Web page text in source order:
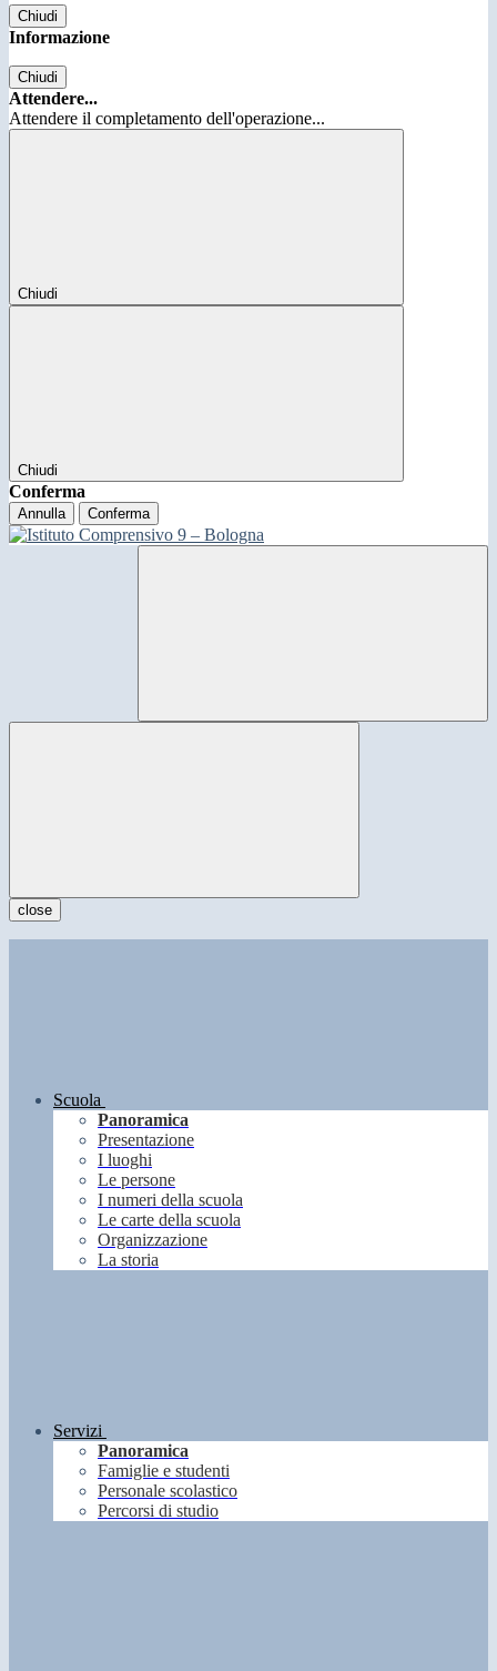
Chiudi
Informazione
Chiudi
Attendere...
Attendere il completamento dell'operazione...
Chiudi
Chiudi
Conferma
Annulla Conferma
close
Scuola
Panoramica
Presentazione
I luoghi
Le persone
I numeri della scuola
Le carte della scuola
Organizzazione
La storia
Servizi
Panoramica
Famiglie e studenti
Personale scolastico
Percorsi di studio